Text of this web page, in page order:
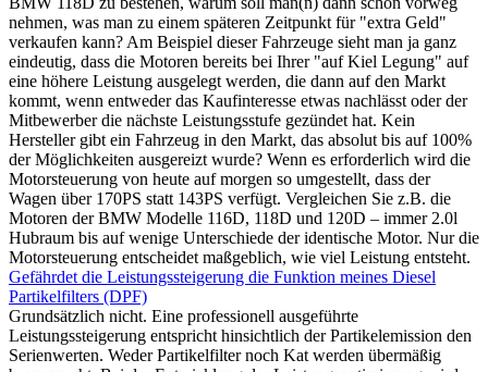
nehmen, was man zu einem späteren Zeitpunkt für "extra Geld"
verkaufen kann? Am Beispiel dieser Fahrzeuge sieht man ja ganz
eindeutig, dass die Motoren bereits bei Ihrer "auf Kiel Legung" auf
eine höhere Leistung ausgelegt werden, die dann auf den Markt
kommt, wenn entweder das Kaufinteresse etwas nachlässt oder der
Mitbewerber die nächste Leistungsstufe gezündet hat. Kein
Hersteller gibt ein Fahrzeug in den Markt, das absolut bis auf 100%
der Möglichkeiten ausgereizt wurde? Wenn es erforderlich wird die
Motorsteuerung von heute auf morgen so umgestellt, dass der
Wagen über 170PS statt 143PS verfügt. Vergleichen Sie z.B. die
Motoren der BMW Modelle 116D, 118D und 120D – immer 2.0l
Hubraum bis auf wenige Unterschiede der identische Motor. Nur die
Motorsteuerung entscheidet maßgeblich, wie viel Leistung entsteht.
Gefährdet die Leistungssteigerung die Funktion meines Diesel
Partikelfilters (DPF)
Grundsätzlich nicht. Eine professionell ausgeführte
Leistungssteigerung entspricht hinsichtlich der Partikelemission den
Serienwerten. Weder Partikelfilter noch Kat werden übermäßig